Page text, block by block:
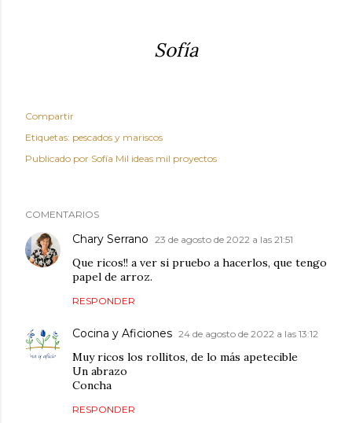
Sofía
Compartir
Etiquetas: pescados y mariscos
Publicado por Sofía Mil ideas mil proyectos
COMENTARIOS
Chary Serrano 23 de agosto de 2022 a las 21:51
Que ricos!! a ver si pruebo a hacerlos, que tengo
papel de arroz.
RESPONDER
Cocina y Aficiones 24 de agosto de 2022 a las 13:12
Muy ricos los rollitos, de lo más apetecible
Un abrazo
Concha
RESPONDER